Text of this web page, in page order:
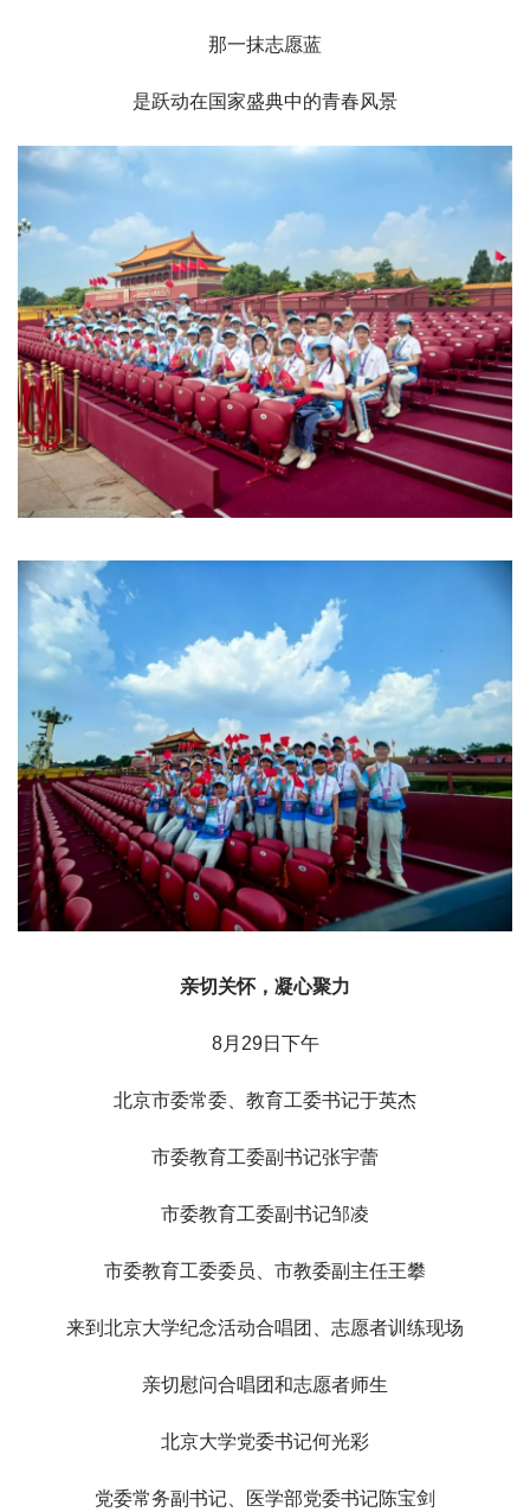
那一抹志愿蓝
是跃动在国家盛典中的青春风景
亲切关怀，凝心聚力
8月29日下午
北京市委常委、教育工委书记于英杰
市委教育工委副书记张宇蕾
市委教育工委副书记邹凌
市委教育工委委员、市教委副主任王攀
来到北京大学纪念活动合唱团、志愿者训练现场
亲切慰问合唱团和志愿者师生
北京大学党委书记何光彩
党委常务副书记、医学部党委书记陈宝剑